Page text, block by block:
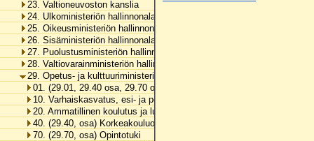
23. Valtioneuvoston kanslia
24. Ulkoministeriön hallinnonala
25. Oikeusministeriön hallinnonala
26. Sisäministeriön hallinnonala
27. Puolustusministeriön hallinnonala
28. Valtiovarainministeriön hallinnonala
29. Opetus- ja kulttuuriministeriön hallinnonala
01. (29.01, 29.40 osa, 29.70 osa ja 29.80, osa) Hallinto,
10. Varhaiskasvatus, esi- ja perusopetus ja vapaa sivistystyö
20. Ammatillinen koulutus ja lukiokoulutus
40. (29.40, osa) Korkeakouluopetus ja tutkimus
70. (29.70, osa) Opintotuki